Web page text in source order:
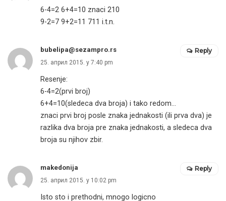
6-4=2 6+4=10 znaci 210
9-2=7 9+2=11 711 i.t.n.
bubelipa@sezampro.rs
25. април 2015. у 7:40 pm
Resenje:
6-4=2(prvi broj)
6+4=10(sledeca dva broja) i tako redom…
znaci prvi broj posle znaka jednakosti (ili prva dva) je
razlika dva broja pre znaka jednakosti, a sledeca dva
broja su njihov zbir.
Reply
makedonija
25. април 2015. у 10:02 pm
Isto sto i prethodni, mnogo logicno
Reply